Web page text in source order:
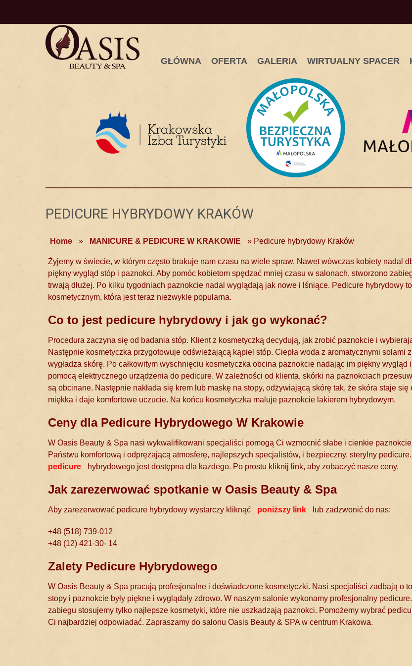
GŁÓWNA OFERTA GALERIA WIRTUALNY SPACER
PEDICURE HYBRYDOWY KRAKÓW
Home » MANICURE & PEDICURE W KRAKOWIE » Pedicure hybrydowy Kraków
Żyjemy w świecie, w którym często brakuje nam czasu na wiele spraw. Nawet wówczas kobiety nadal
piękny wygląd stóp i paznokci. Aby pomóc kobietom spędzać mniej czasu w salonach, stworzono
trwają dłużej. Po kilku tygodniach paznokcie nadal wyglądają jak nowe i lśniące. Pedicure hybrydowy to
kosmetycznym, która jest teraz niezwykle popularna.
Co to jest pedicure hybrydowy i jak go wykonać?
Procedura zaczyna się od badania stóp. Klient z kosmetyczką decydują, jak zrobić paznokcie i
Następnie kosmetyczka przygotowuje odświeżającą kąpiel stóp. Ciepła woda z aromatycznymi solami
wygładza skórę. Po całkowitym wyschnięciu kosmetyczka obcina paznokcie nadając im piękny wygląd
pomocą elektrycznego urządzenia do pedicure. W zależności od klienta, skórki na paznokciach
są obcinane. Następnie nakłada się krem lub maskę na stopy, odżywiającą skórę tak, że skóra staje się
miękka i daje komfortowe uczucie. Na końcu kosmetyczka maluje paznokcie lakierem hybrydowym.
Ceny dla Pedicure Hybrydowego W Krakowie
W Oasis Beauty & Spa nasi wykwalifikowani specjaliści pomogą Ci wzmocnić słabe i cienkie
Państwu komfortową i odprężającą atmosferę, najlepszych specjalistów, i bezpieczny, sterylny pedicure.
pedicure
hybrydowego jest dostępna dla każdego. Po prostu kliknij link, aby zobaczyć nasze ceny.
Jak zarezerwować spotkanie w Oasis Beauty & Spa
Aby zarezerwować pedicure hybrydowy wystarczy kliknąć poniższy link lub zadzwonić do nas:
+48 (518) 739-012
+48 (12) 421-30- 14
Zalety Pedicure Hybrydowego
W Oasis Beauty & Spa pracują profesjonalne i doświadczone kosmetyczki. Nasi specjaliści zadbają o
stopy i paznokcie były piękne i wyglądały zdrowo. W naszym salonie wykonamy profesjonalny
zabiegu stosujemy tylko najlepsze kosmetyki, które nie uszkadzają paznokci. Pomożemy wybrać
Ci najbardziej odpowiadać. Zapraszamy do salonu Oasis Beauty & SPA w centrum Krakowa.